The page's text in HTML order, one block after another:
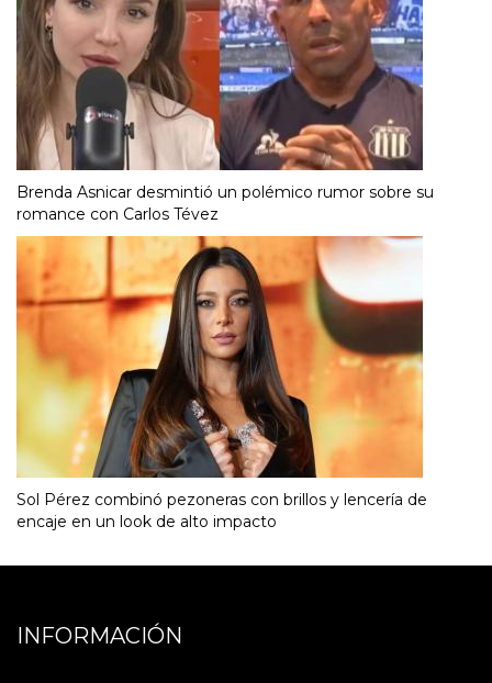
Brenda Asnicar desmintió un polémico rumor sobre su
romance con Carlos Tévez
Sol Pérez combinó pezoneras con brillos y lencería de
encaje en un look de alto impacto
INFORMACIÓN